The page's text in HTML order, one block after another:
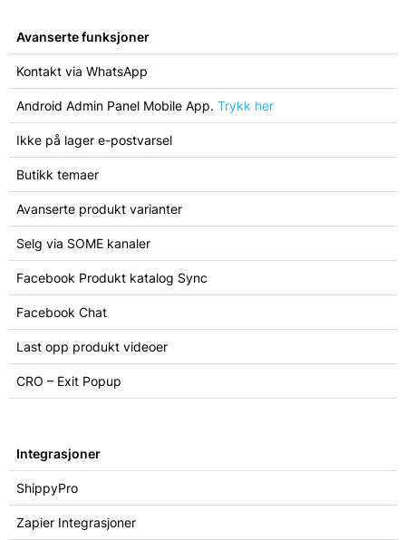
Avanserte funksjoner
Kontakt via WhatsApp
Android Admin Panel Mobile App. Trykk her
Ikke på lager e-postvarsel
Butikk temaer
Avanserte produkt varianter
Selg via SOME kanaler
Facebook Produkt katalog Sync
Facebook Chat
Last opp produkt videoer
CRO – Exit Popup
Integrasjoner
ShippyPro
Zapier Integrasjoner